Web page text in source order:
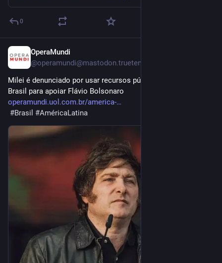
0
OperaMundi
@operamundi@mastodon.trueten.de
Milei é denunciado por usar recursos públicos em viagem ao
Brasil para apoiar Flávio Bolsonaro
operamundi.uol.com.br/america-
#Brasil #AméricaLatina